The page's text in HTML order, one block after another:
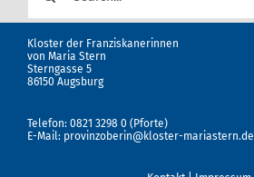
nach:
Kloster der Franziskanerinnen
von Maria Stern
Sterngasse 5
86150 Augsburg
Telefon: 0821 3298 0 (Pforte)
E-Mail: provinzoberin@kloster-mariastern.de